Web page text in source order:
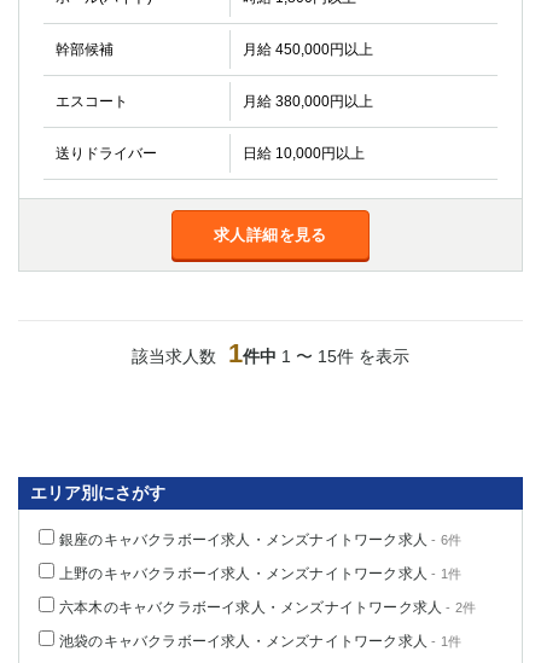
幹部候補 月給 450,000円以上
エスコート 月給 380,000円以上
送りドライバー 日給 10,000円以上
求人詳細を見る
該当求人数 1件中 1 〜 15件 を表示
エリア別にさがす
銀座のキャバクラボーイ求人・メンズナイトワーク求人 - 6件
上野のキャバクラボーイ求人・メンズナイトワーク求人 - 1件
六本木のキャバクラボーイ求人・メンズナイトワーク求人 - 2件
池袋のキャバクラボーイ求人・メンズナイトワーク求人 - 1件
①銀座 ②新橋
錦糸町(南口)
蒲田(西口)
清瀬（南口）
①東武練馬 ②成増・板橋 ③大山 ②池袋
金町
大井町
大泉学園
下赤塚
竹ノ塚
三鷹
川崎
本厚木
新横浜
藤沢
関内・馬車道・日ノ出町 武蔵新城